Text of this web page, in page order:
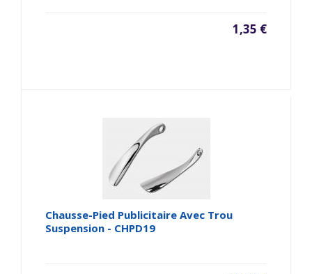
1,35 €
Chausse-Pied Publicitaire Avec Trou
Suspension - CHPD19